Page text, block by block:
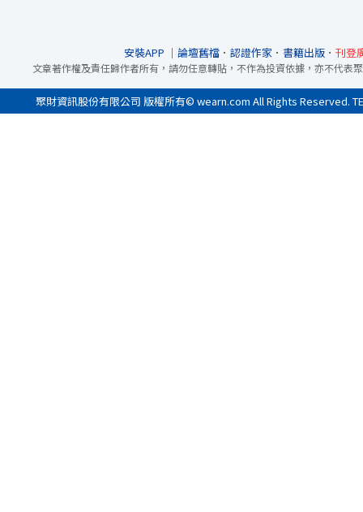
安裝APP ｜ 論壇舊檔． 認證作家． 書籍出版． 刊登
文章著作權及責任歸作者所有，請勿任意轉貼，不作為投資依據，亦不代
聚財資訊股份有限公司 版權所有© wearn.com All Rights Reserved.